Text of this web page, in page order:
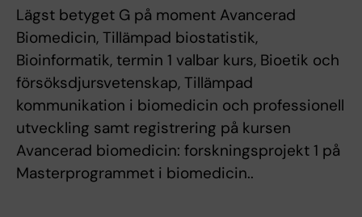
Lägst betyget G på moment Avancerad
Biomedicin, Tillämpad biostatistik,
Bioinformatik, termin 1 valbar kurs, Bioetik och
försöksdjursvetenskap, Tillämpad
kommunikation i biomedicin och professionell
utveckling samt registrering på kursen
Avancerad biomedicin: forskningsprojekt 1 på
Masterprogrammet i biomedicin..